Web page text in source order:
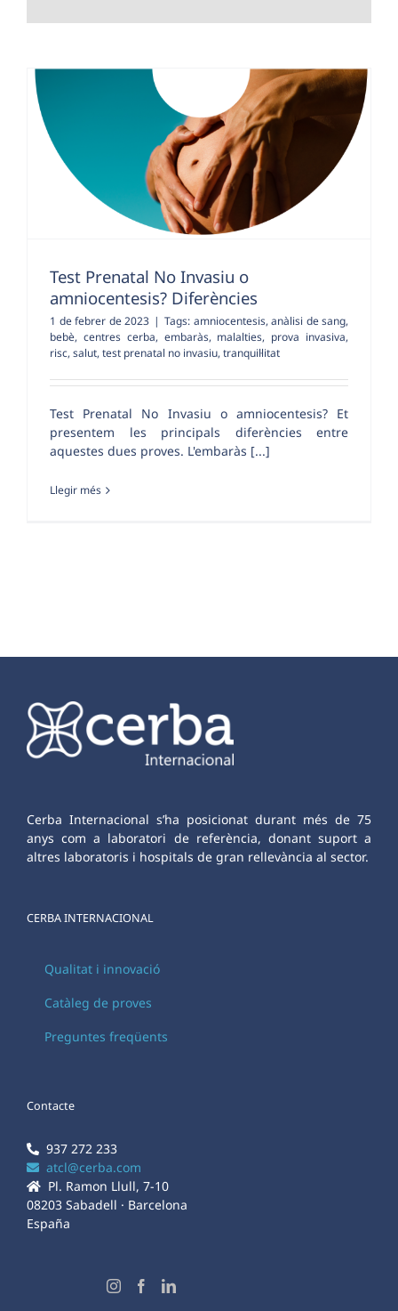
Test Prenatal No Invasiu o
amniocentesis? Diferències
1 de febrer de 2023 | Tags: amniocentesis, anàlisi de sang,
bebè, centres cerba, embaràs, malalties, prova invasiva,
risc, salut, test prenatal no invasiu, tranquil·litat
Test Prenatal No Invasiu o amniocentesis? Et
presentem les principals diferències entre
aquestes dues proves. L'embaràs [...]
Llegir més
Cerba Internacional s’ha posicionat durant més de 75
anys com a laboratori de referència, donant suport a
altres laboratoris i hospitals de gran rellevància al sector.
CERBA INTERNACIONAL
Qualitat i innovació
Catàleg de proves
Preguntes freqüents
Contacte
937 272 233
atcl@cerba.com
Pl. Ramon Llull, 7-10
08203 Sabadell · Barcelona
España